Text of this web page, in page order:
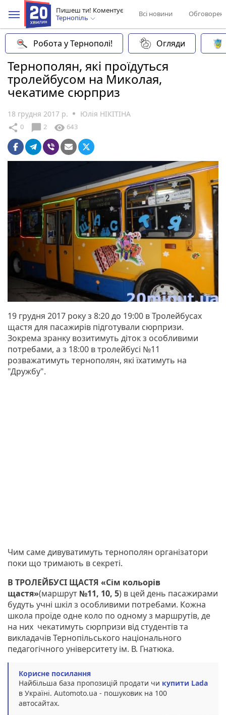
Пишеш ти! Коментує
Тернопіль
Всі новини
Робота у Тернополі! Огляди
Тернополян, які проїдуться
тролейбусом на Миколая,
чекатиме сюрприз
18 грудня 2017 р. Юлія НІКІТІНА
share 0 chat_bubble 2 visibility 643
19 грудня 2017 року з 8:20 до 19:00 в Тролейбусах
щастя для пасажирів підготували сюрпризи.
Зокрема зранку возитимуть діток з особливими
потребами, а з 18:00 в тролейбусі №11
розважатимуть тернополян, які їхатимуть на
"Дружбу".
Чим саме дивуватимуть тернополян організатори
поки що тримають в секреті.
В ТРОЛЕЙБУСІ ЩАСТЯ «Сім кольорів
щастя»(маршрут №11, 10, 5) в цей день пасажирами
будуть учні шкіл з особливими потребами. Кожна
школа проїде одне коло по одному з маршрутів, де
на них чекатимуть сюрпризи від студентів та
викладачів Тернопільського національного
педагогічного університету ім. В. Гнатюка.
Корисне посилання
Найбільша база пропозицій продати чи купити Lada
в Україні. Аutomoto.ua - пошуковик на 100
автосайтах.